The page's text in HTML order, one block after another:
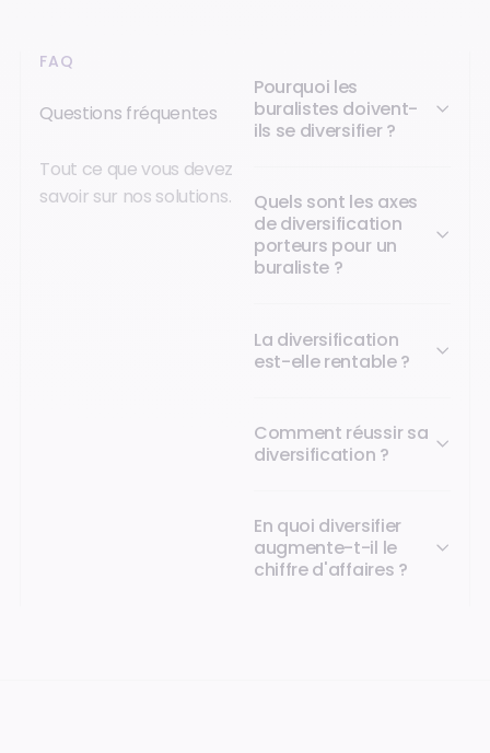
FAQ
Questions fréquentes
Tout ce que vous devez
savoir sur nos solutions.
Pourquoi les
buralistes doivent-
ils se diversifier ?
Quels sont les axes
de diversification
porteurs pour un
buraliste ?
La diversification
est-elle rentable ?
Comment réussir sa
diversification ?
En quoi diversifier
augmente-t-il le
chiffre d'affaires ?